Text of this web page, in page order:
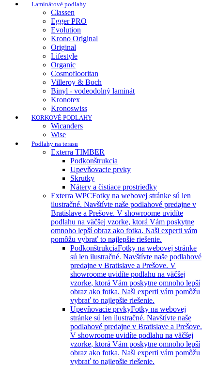
Laminátové podlahy
Classen
Egger PRO
Evolution
Krono Original
Original
Lifestyle
Organic
Cosmoflooritan
Villeroy & Boch
Binyl - vodeodolný laminát
Kronotex
Kronoswiss
KORKOVÉ PODLAHY
Wicanders
Wise
Podlahy na terasu
Exterra TIMBER
Podkonštrukcia
Upevňovacie prvky
Skrutky
Nátery a čistiace prostriedky
Exterra WPCFotky na webovej stránke sú len
ilustračné. Navštívte naše podlahové predajne v
Bratislave a Prešove. V showroome uvidíte
podlahu na väčšej vzorke, ktorá Vám poskytne
omnoho lepší obraz ako fotka. Naši experti vám
pomôžu vybrať to najlepšie riešenie.
PodkonštrukciaFotky na webovej stránke
sú len ilustračné. Navštívte naše podlahové
predajne v Bratislave a Prešove. V
showroome uvidíte podlahu na väčšej
vzorke, ktorá Vám poskytne omnoho lepší
obraz ako fotka. Naši experti vám pomôžu
vybrať to najlepšie riešenie.
Upevňovacie prvkyFotky na webovej
stránke sú len ilustračné. Navštívte naše
podlahové predajne v Bratislave a Prešove.
V showroome uvidíte podlahu na väčšej
vzorke, ktorá Vám poskytne omnoho lepší
obraz ako fotka. Naši experti vám pomôžu
vybrať to najlepšie riešenie.